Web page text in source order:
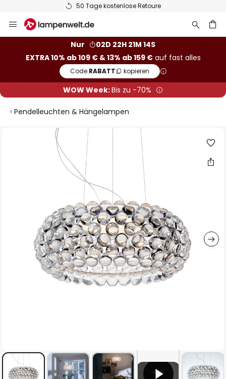
50 Tage kostenlose Retoure
Inhalt
Nur
02D 22H 21M 14S
EXTRA 10% ab 109 € & 13% ab 159 €auf fast alles
Code:RABATT kopieren
WOW Week:Bis zu -70%
Pendelleuchten & Hängelampen